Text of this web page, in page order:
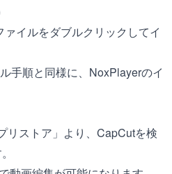
イルをダブルクリックしてイ
手順と同様に、NoxPlayerのイ
リストア」より、CapCutを検